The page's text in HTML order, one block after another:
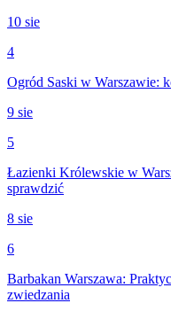
10 sie
4
Ogród Saski w Warszawie:
9 sie
5
Łazienki Królewskie w
sprawdzić
8 sie
6
Barbakan Warszawa:
zwiedzania